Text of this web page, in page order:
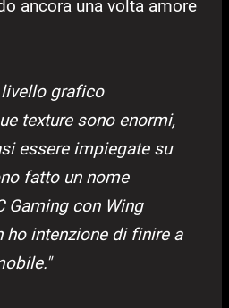
ancora una volta amore
livello grafico
texture sono enormi,
essere impiegate su
fatto un nome
Gaming con Wing
ho intenzione di finire a